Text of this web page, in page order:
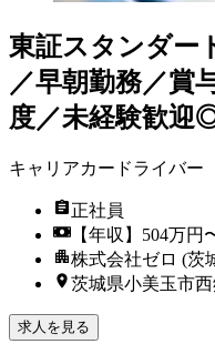
東証スタンダー
／早朝勤務／賞
度／未経験歓迎
キャリアカードライバー
正社員
【年収】504万
株式会社ゼロ (茨
茨城県小美玉市西
求人を見る